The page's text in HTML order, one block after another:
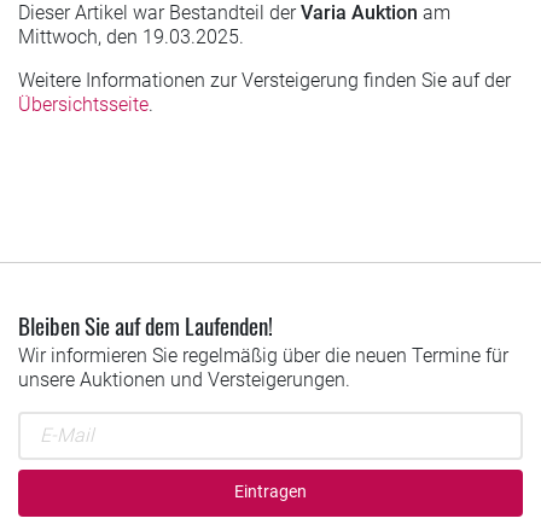
Dieser Artikel war Bestandteil derVaria Auktion am
Mittwoch, den 19.03.2025.
Weitere Informationen zur Versteigerung finden Sie auf der
Übersichtsseite.
Bleiben Sie auf dem Laufenden!
Wir informieren Sie regelmäßig über die neuen Termine für
unsere Auktionen und Versteigerungen.
Eintragen